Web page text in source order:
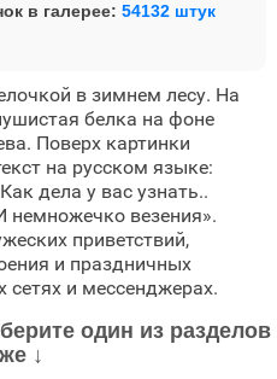
в галерее: 54132 штук
в зимнем лесу. На
белка на фоне
Поверх картинки
на русском языке:
дела у вас узнать..
немножечко везения».
приветствий,
и праздничных
сетях и мессенджерах.
один из разделов
↓